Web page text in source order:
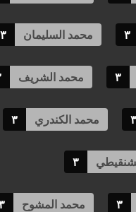
٣ محمد السليمان ٣
٣ محمد الشريف
٣ محمد الكندري ٣
٣
٣ محمد المشوح